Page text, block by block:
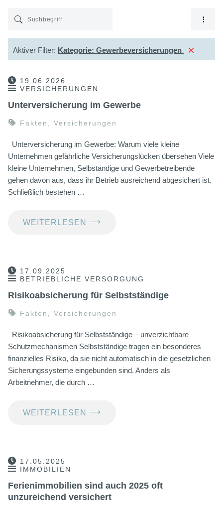
Aktiver Filter: Kategorie: Gewerbeversicherungen
19.06.2026
VERSICHERUNGEN
Unterversicherung im Gewerbe
Fakten Versicherungen
Unterversicherung im Gewerbe: Warum viele kleine
Unternehmen gefährliche Versicherungslücken übersehen Viele
kleine Unternehmen, Selbständige und Gewerbetreibende
gehen davon aus, dass ihr Betrieb ausreichend abgesichert ist.
Schließlich bestehen …
WEITERLESEN ⟶
17.09.2025
BETRIEBLICHE VERSORGUNG
Risikoabsicherung für Selbstständige
Fakten Versicherungen
Risikoabsicherung für Selbstständige – unverzichtbare
Schutzmechanismen Selbstständige tragen ein besonderes
finanzielles Risiko, da sie nicht automatisch in die gesetzlichen
Sicherungssysteme eingebunden sind. Anders als
Arbeitnehmer, die durch …
WEITERLESEN ⟶
17.05.2025
IMMOBILIEN
Ferienimmobilien sind auch 2025 oft
unzureichend versichert